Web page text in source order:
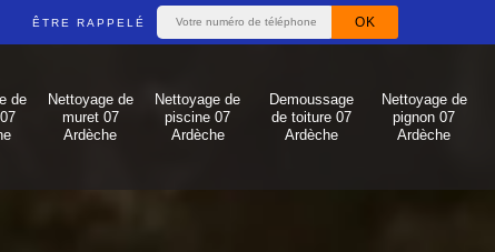
ÊTRE RAPPELÉ
de
Nettoyage de
muret 07
Ardèche
Nettoyage de
piscine 07
Ardèche
Demoussage
de toiture 07
Ardèche
Nettoyage de
pignon 07
Ardèche